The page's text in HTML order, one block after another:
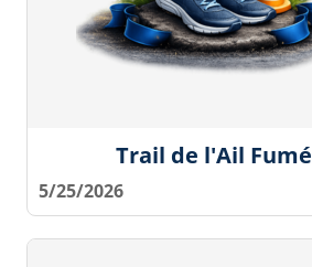
Trail de l'Ail Fumé
5/25/2026